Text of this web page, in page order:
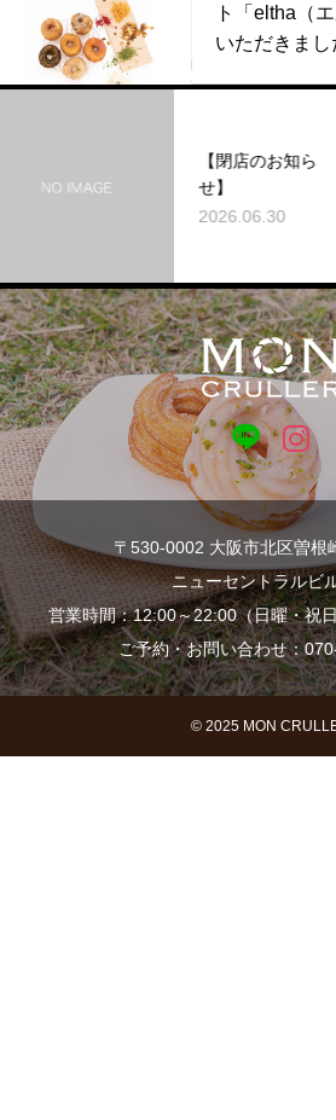
ト「eltha（
いただきまし
【閉店のお知ら
2026.06.30
〒530-0002 大阪市北区曽根
ニューセントラルビ
営業時間：12:00～22:00（日曜・祝
ご予約・お問い合わせ：
© 2025 MON